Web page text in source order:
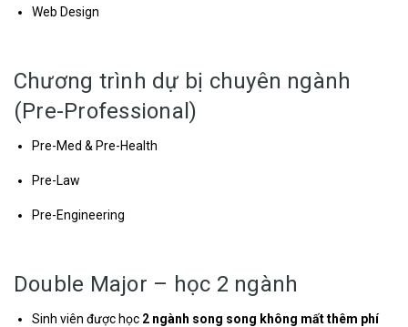
Web Design
Chương trình dự bị chuyên ngành
(Pre-Professional)
Pre-Med & Pre-Health
Pre-Law
Pre-Engineering
Double Major – học 2 ngành
Sinh viên được học 2 ngành song song không mất thêm phí